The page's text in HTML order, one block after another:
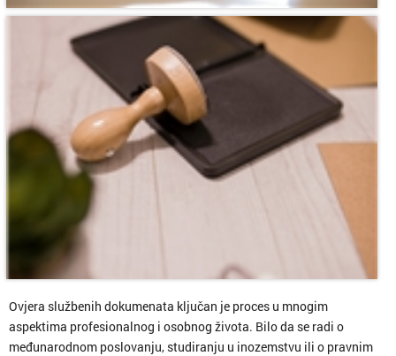
Ovjera službenih dokumenata ključan je proces u mnogim
aspektima profesionalnog i osobnog života. Bilo da se radi o
međunarodnom poslovanju, studiranju u inozemstvu ili o pravnim